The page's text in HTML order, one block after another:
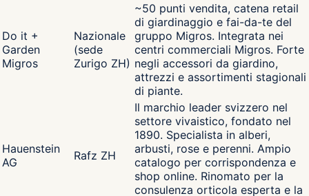
Do it +
Garden
Migros
Nazionale
(sede
Zurigo ZH)
~50 punti vendita, catena retail
di giardinaggio e fai-da-te del
gruppo Migros. Integrata nei
centri commerciali Migros. Forte
negli accessori da giardino,
attrezzi e assortimenti stagionali
di piante.
Hauenstein
AG
Rafz ZH
Il marchio leader svizzero nel
settore vivaistico, fondato nel
1890. Specialista in alberi,
arbusti, rose e perenni. Ampio
catalogo per corrispondenza e
shop online. Rinomato per la
consulenza orticola esperta e la